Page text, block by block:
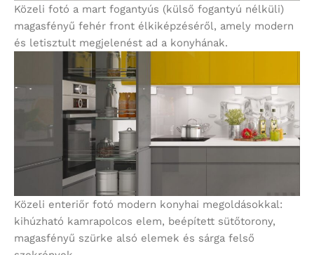
Közeli fotó a mart fogantyús (külső fogantyú nélküli)
magasfényű fehér front élkiképzéséről, amely modern
és letisztult megjelenést ad a konyhának.
Közeli enteriőr fotó modern konyhai megoldásokkal:
kihúzható kamrapolcos elem, beépített sütőtorony,
magasfényű szürke alsó elemek és sárga felső